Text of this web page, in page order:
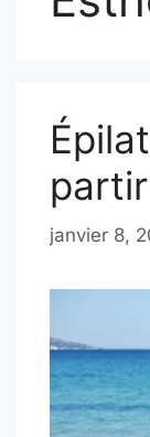
janvier 8,